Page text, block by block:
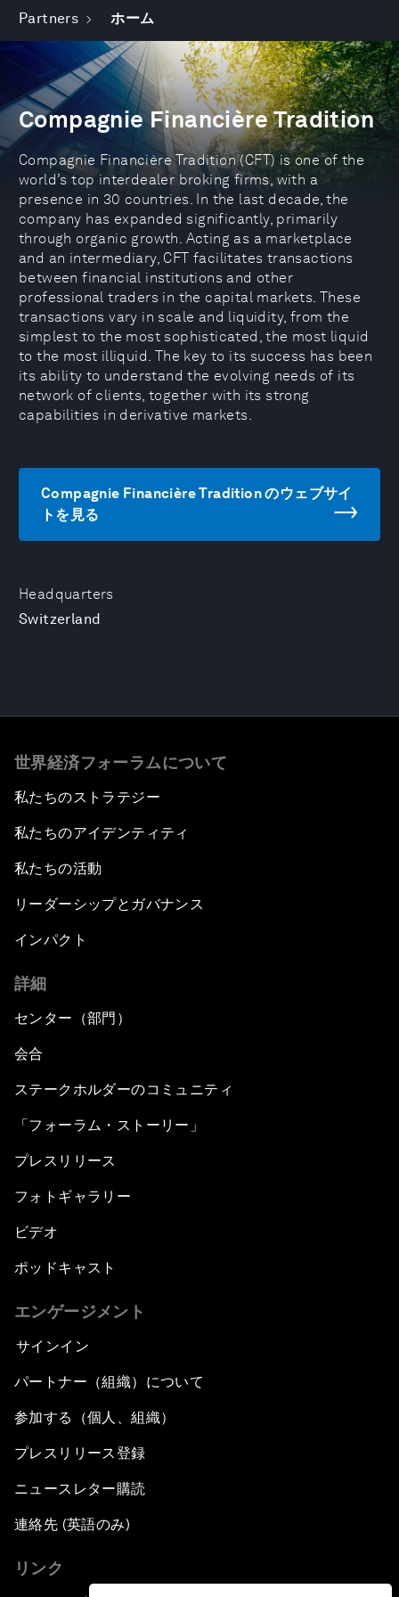
Partners ホーム
Headquarters
Switzerland
Compagnie Financière Tradition
Compagnie Financière Tradition (CFT) is one of the
world’s top interdealer broking firms, with a
presence in 30 countries. In the last decade, the
company has expanded significantly, primarily
through organic growth. Acting as a marketplace
and an intermediary, CFT facilitates transactions
between financial institutions and other
professional traders in the capital markets. These
transactions vary in scale and liquidity, from the
simplest to the most sophisticated, the most liquid
to the most illiquid. The key to its success has been
its ability to understand the evolving needs of its
network of clients, together with its strong
capabilities in derivative markets.
Compagnie Financière Tradition のウェブサイ
トを見る
世界経済フォーラムについて
私たちのストラテジー
私たちのアイデンティティ
私たちの活動
リーダーシップとガバナンス
インパクト
詳細
センター（部門）
会合
ステークホルダーのコミュニティ
「フォーラム・ストーリー」
プレスリリース
フォトギャラリー
ビデオ
ポッドキャスト
エンゲージメント
サインイン
パートナー（組織）について
参加する（個人、組織）
プレスリリース登録
ニュースレター購読
連絡先 (英語のみ)
リンク